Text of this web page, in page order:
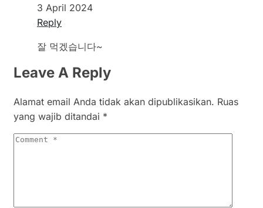
3 April 2024
Reply
잘 먹겠습니다~
Leave A Reply
Alamat email Anda tidak akan dipublikasikan. Ruas
yang wajib ditandai *